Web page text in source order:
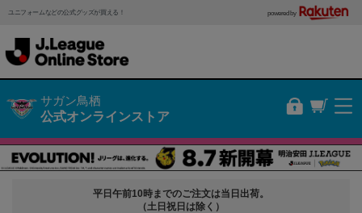
ユニフォームなどの公式グッズが買える！ powered by
サガン鳥栖
公式オンラインストア
平日午前10時までのご注文は当日出荷。
（土日祝日は除く）